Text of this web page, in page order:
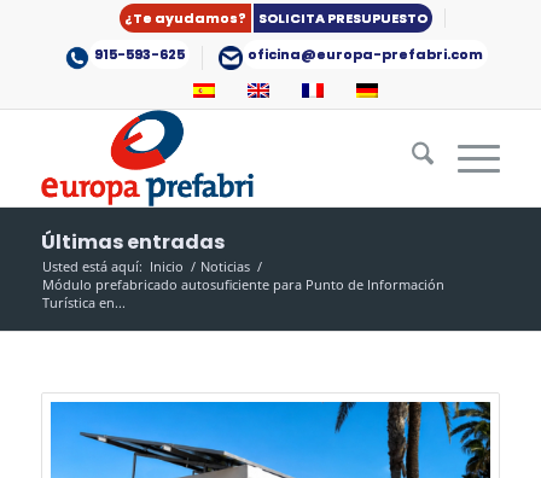
¿Te ayudamos?
SOLICITA PRESUPUESTO
915-593-625
oficina@europa-prefabri.com
Últimas entradas
Usted está aquí: Inicio / Noticias /
Módulo prefabricado autosuficiente para Punto de Información
Turística en...